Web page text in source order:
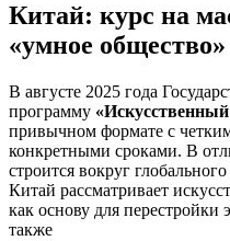
Китай: курс на
«умное общество»
В августе 2025 года
программу
привычном формате с
конкретными сроками. В
строится вокруг
Китай рассматривает
как основу для
также